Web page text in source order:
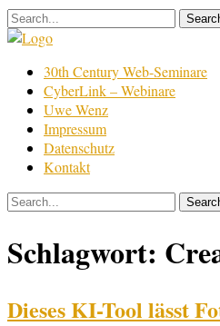
Skip
to
Film
Bearbeitung
30th Century Web-Seminare
CyberLink – Webinare
Uwe Wenz
Impressum
Datenschutz
Kontakt
Schlagwort:
Dieses KI-Tool lässt